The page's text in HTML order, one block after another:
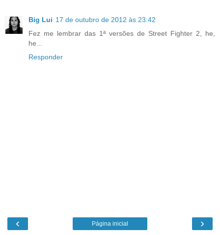
Big Lui 17 de outubro de 2012 às 23:42
Fez me lembrar das 1ª versões de Street Fighter 2, he,
he...
Responder
‹ ›
Página inicial